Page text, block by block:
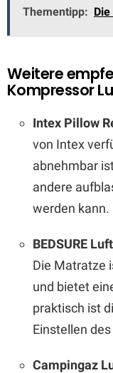
Thementipp:
Weitere
Kompressor
Intex Pillow
von Intex
abnehmbar
andere
werden kann.
BEDSURE
Die Matratze
und bietet
praktisch ist
Einstellen
Campingaz